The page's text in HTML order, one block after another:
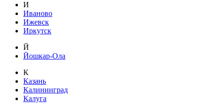
И
Иваново
Ижевск
Иркутск
Й
Йошкар-Ола
К
Казань
Калининград
Калуга